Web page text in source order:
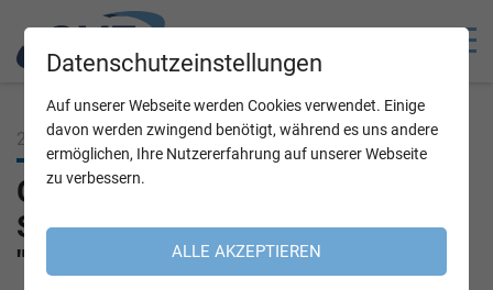
23.06.2023
Gelungener Abend mit
Schwerpunktthema
"Wasserstoff"
Datenschutzeinstellungen
Auf unserer Webseite werden Cookies verwendet. Einige
davon werden zwingend benötigt, während es uns andere
ermöglichen, Ihre Nutzererfahrung auf unserer Webseite
zu verbessern.
ALLE AKZEPTIEREN